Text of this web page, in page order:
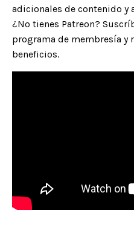
adicionales de contenido y
¿No tienes Patreon?
programa de membresía y
beneficios.